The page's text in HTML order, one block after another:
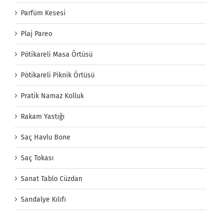
Parfüm Kesesi
Plaj Pareo
Pötikareli Masa Örtüsü
Pötikareli Piknik Örtüsü
Pratik Namaz Kolluk
Rakam Yastığı
Saç Havlu Bone
Saç Tokası
Sanat Tablo Cüzdan
Sandalye Kılıfı